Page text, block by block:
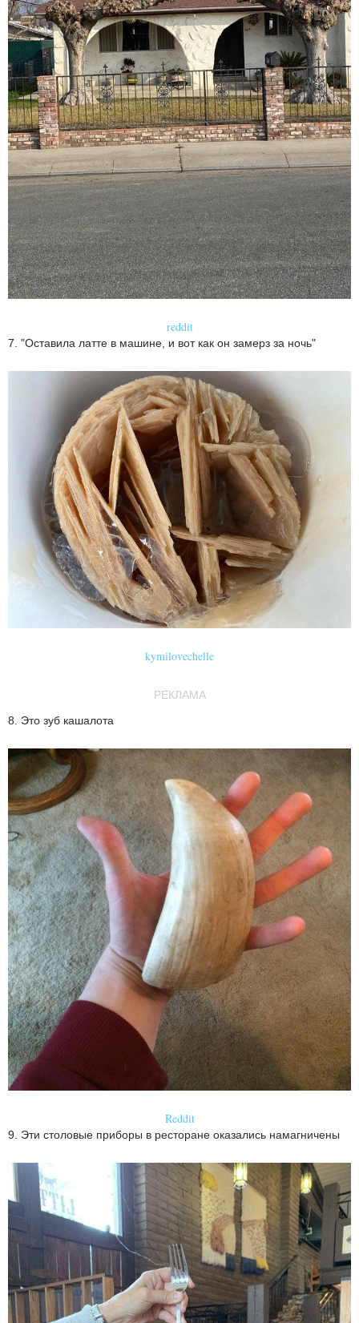
reddit
7. "Оставила латте в машине, и вот как он замерз за ночь"
kymilovechelle
РЕКЛАМА
8. Это зуб кашалота
Reddit
9. Эти столовые приборы в ресторане оказались намагничены